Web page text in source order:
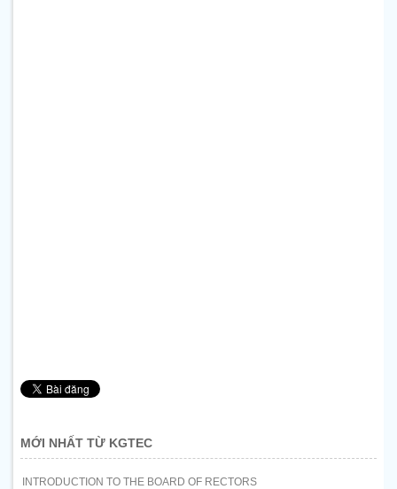
MỚI NHẤT TỪ KGTEC
INTRODUCTION TO THE BOARD OF RECTORS